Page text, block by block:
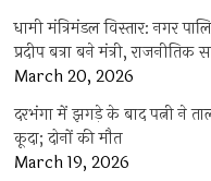
धामी मंत्रिमंडल विस्तार: नगर
प्रदीप बत्रा बने मंत्री, राजनीतिक
March 20, 2026
दरभंगा में झगड़े के बाद पत्नी ने
कूदा; दोनों की मौत
March 19, 2026